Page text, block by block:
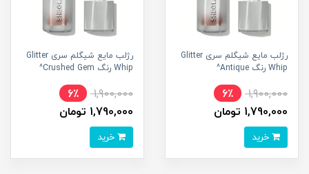
رژلب مایع شیگلم سری Glitter
Whip رنگ Antique^
1,900,000
6٪
1,790,000 تومان
رژلب مایع شیگلم سری Glitter
Whip رنگ Crushed Gem^
1,900,000
6٪
1,790,000 تومان